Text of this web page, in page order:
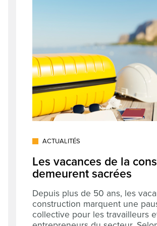
ACTUALITÉS
Les vacances de la
demeurent sacrées
Depuis plus de 50 ans, les
construction marquent une
collective pour les travailleurs